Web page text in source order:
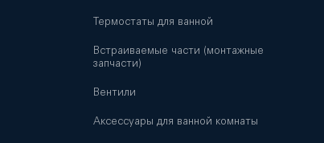
Термостаты для ванной
Встраиваемые части (монтажные
запчасти)
Вентили
Аксессуары для ванной комнаты